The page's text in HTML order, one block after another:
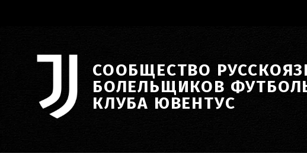
СООБЩЕСТВО
БОЛЕЛЬЩИКОВ
КЛУБА ЮВЕНТУС